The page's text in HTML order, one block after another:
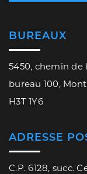
BUREAUX
5450, chemin de
bureau 100,
H3T 1Y6
ADRESSE
C.P. 6128, succ.